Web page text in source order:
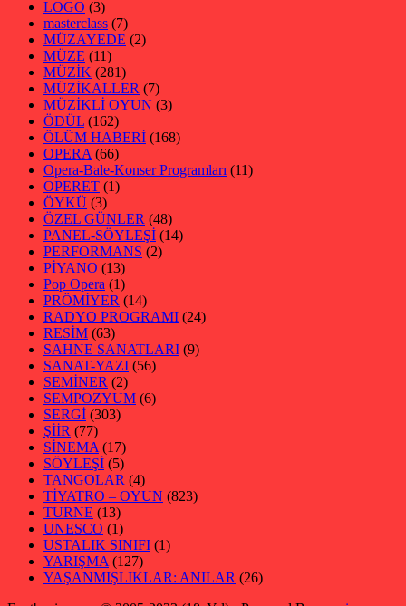
LOGO (3)
masterclass (7)
MÜZAYEDE (2)
MÜZE (11)
MÜZİK (281)
MÜZİKALLER (7)
MÜZİKLİ OYUN (3)
ÖDÜL (162)
ÖLÜM HABERİ (168)
OPERA (66)
Opera-Bale-Konser Programları (11)
OPERET (1)
ÖYKÜ (3)
ÖZEL GÜNLER (48)
PANEL-SÖYLEŞİ (14)
PERFORMANS (2)
PİYANO (13)
Pop Opera (1)
PRÖMİYER (14)
RADYO PROGRAMI (24)
RESİM (63)
SAHNE SANATLARI (9)
SANAT-YAZI (56)
SEMİNER (2)
SEMPOZYUM (6)
SERGİ (303)
ŞİİR (77)
SİNEMA (17)
SÖYLEŞİ (5)
TANGOLAR (4)
TİYATRO – OYUN (823)
TURNE (13)
UNESCO (1)
USTALIK SINIFI (1)
YARIŞMA (127)
YAŞANMIŞLIKLAR: ANILAR (26)